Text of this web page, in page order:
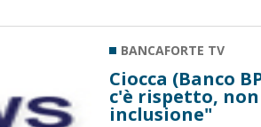
BANCAFORTE TV
Ciocca (Banco
c'è rispetto, non
inclusione"